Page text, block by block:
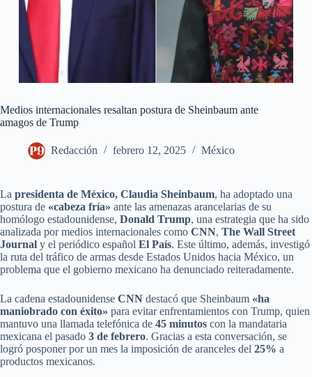
Medios internacionales resaltan postura de Sheinbaum ante
amagos de Trump
Redacción febrero 12, 2025 México
La presidenta de México, Claudia Sheinbaum, ha adoptado una
postura de «cabeza fría» ante las amenazas arancelarias de su
homólogo estadounidense, Donald Trump, una estrategia que ha sido
analizada por medios internacionales como CNN, The Wall Street
Journal y el periódico español El País. Este último, además, investigó
la ruta del tráfico de armas desde Estados Unidos hacia México, un
problema que el gobierno mexicano ha denunciado reiteradamente.
La cadena estadounidense CNN destacó que Sheinbaum «ha
maniobrado con éxito» para evitar enfrentamientos con Trump, quien
mantuvo una llamada telefónica de 45 minutos con la mandataria
mexicana el pasado 3 de febrero. Gracias a esta conversación, se
logró posponer por un mes la imposición de aranceles del 25% a
productos mexicanos.